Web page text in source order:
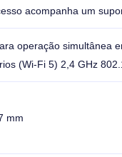
acompanha um
operação simultânea
(Wi-Fi 5) 2,4 GHz
mm